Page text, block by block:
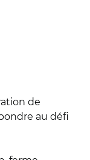
de
au défi